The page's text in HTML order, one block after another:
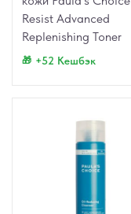
Resist Advanced
Replenishing Toner
+52 Кешбэк